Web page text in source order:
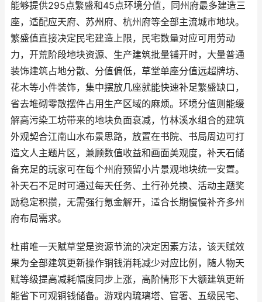
能够提供295点繁盛和45点环境分值，同州府最多建造三
座，适配应天府、苏州府、杭州府等全部主流城市地块。
繁盛值直接决定民宅建造上限，民宅数量对应可用劳动
力，开荒阶段地块资源、生产建筑批量铺开时，大量普通
装饰建筑占地分散、分值偏低，草堂单座分值远超牌坊、
花木等小件装饰，集中摆放几座就能快速补足繁盛缺口，
省去堆砌零散摆件占用生产区域的麻烦。环境分值则能缓
解高污染工坊带来的地块负面衰减，竹林溪水组合的建筑
外观契合江南山水布景思路，放置在书院、书局周边可打
造文人主题片区，兼顾数值收益和画面美观度，补天石储
备充足的玩家可在每个州府预留小片景观地块统一安置。
补天石不足时可通过每天任务、土行孙兑换、活动主题奖
励稳定积攒，无需强行氪金解开，适合长期慢慢补齐多州
府布局需求。
杜甫唯一天赋草堂是资源节流的决定因素方法，该天赋效
果为全部建筑更新操作铜钱消耗减少对应比例，随人物天
赋等级提高减耗幅度同步上涨，高阶情形下大额建筑更新
能省下可观铜钱储备。游戏内琉璃塔、官署、五级民宅、